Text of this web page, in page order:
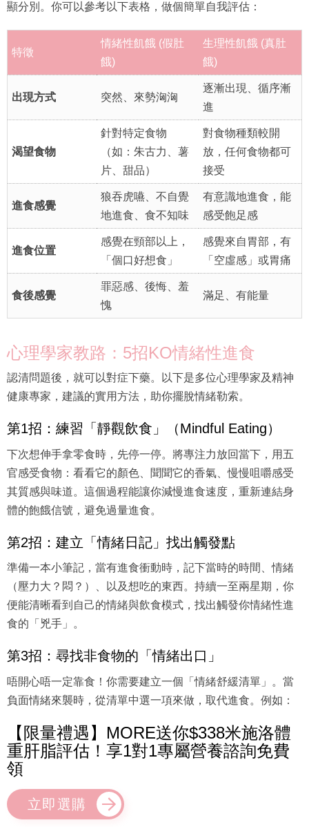
顯分別。你可以參考以下表格，做個簡單自我評估：
特徵
情緒性飢餓 (假肚
餓)
生理性飢餓 (真肚
餓)
出現方式 突然、來勢洶洶
逐漸出現、循序漸
進
渴望食物
針對特定食物
（如：朱古力、薯
片、甜品）
對食物種類較開
放，任何食物都可
接受
進食感覺
狼吞虎嚥、不自覺
地進食、食不知味
有意識地進食，能
感受飽足感
進食位置
感覺在頸部以上，
「個口好想食」
感覺來自胃部，有
「空虛感」或胃痛
食後感覺
罪惡感、後悔、羞
愧
滿足、有能量
心理學家教路：5招KO情緒性進食
認清問題後，就可以對症下藥。以下是多位心理學家及精神
健康專家，建議的實用方法，助你擺脫情緒勒索。
第1招：練習「靜觀飲食」（Mindful Eating）
下次想伸手拿零食時，先停一停。將專注力放回當下，用五
官感受食物：看看它的顏色、聞聞它的香氣、慢慢咀嚼感受
其質感與味道。這個過程能讓你減慢進食速度，重新連結身
體的飽餓信號，避免過量進食。
第2招：建立「情緒日記」找出觸發點
準備一本小筆記，當有進食衝動時，記下當時的時間、情緒
（壓力大？悶？）、以及想吃的東西。持續一至兩星期，你
便能清晰看到自己的情緒與飲食模式，找出觸發你情緒性進
食的「兇手」。
第3招：尋找非食物的「情緒出口」
唔開心唔一定靠食！你需要建立一個「情緒舒緩清單」。當
負面情緒來襲時，從清單中選一項來做，取代進食。例如：
【限量禮遇】MORE送你$338米施洛體
重肝脂評估！享1對1專屬營養諮詢免費
領
立即選購